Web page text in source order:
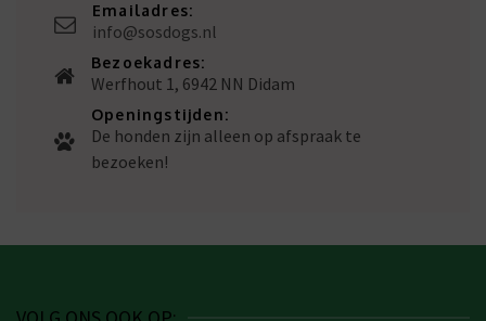
Emailadres:
info@sosdogs.nl
Bezoekadres:
Werfhout 1, 6942 NN Didam
Openingstijden:
De honden zijn alleen op afspraak te
bezoeken!